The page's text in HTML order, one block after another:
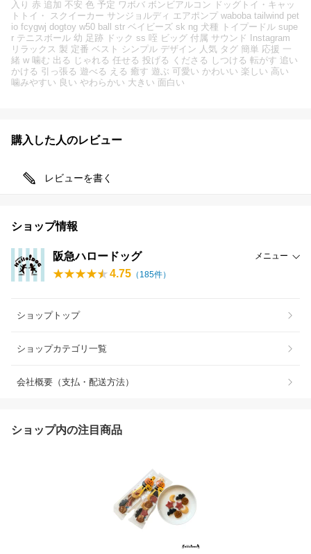
入り 赤 追加 不安 色 予定 ワボバ ボンビアルコン ドッグトイ・キャッ
トトイ・ スクイーカー サンジョルディ エアポンプ waboba tailwind pet
io fcygwj dogtoy w50 ball str ベイビーズ sk ng 犬種 トイプードル supe
r テニスボール 幼 足跡 ドック ss 咥 ビッグ 付属 サウンド Instagram
リラックス 製 定番 ベスト シンプル デザイン 人気 タグ 簡単 応援 一
緒 w 噛む 出る じゃれる 任せる 投げる くださる しつける 転がす 追い
かける 引っ張る 遊べる える 癒す 遊ぶ 可愛い かわいい 楽しい 高い
噛みやすい 良い やわらかい 大きい 面白い
購入した人のレビュー
レビューを書く
ショップ情報
阪急ハロードッグ メニュー
4.75 （ 185件）
ショップトップ
ショップカテゴリ一覧
会社概要（支払・配送方法）
ショップ内の注目商品